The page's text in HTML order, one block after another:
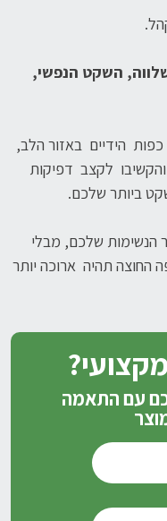
השקט הנפשי,
הידיים באזור הלב,
לקצב דפיקות
ביותר שלכם.
הנשימות שלכם, מבלי
החוצה תהיה ארוכה יותר
עם התאמה